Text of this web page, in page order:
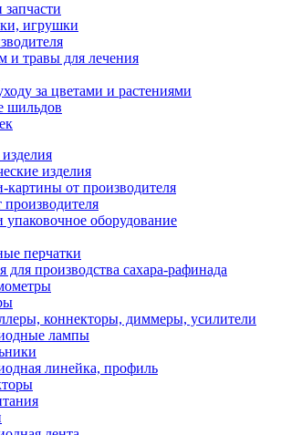
игрушки
и травы для лечения
за цветами и растениями
шильдов
изделия
картины от производителя
оборудование
перчатки
для производства сахара-рафинада
коннекторы, диммеры, усилители
лампы
линейка, профиль